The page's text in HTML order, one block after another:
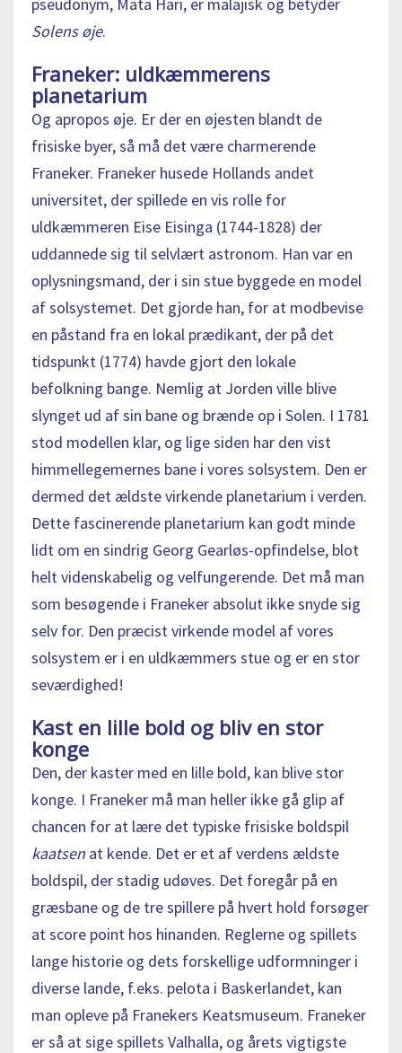
Solens øje.
Franeker: uldkæmmerens
planetarium
Og apropos øje. Er der en øjesten blandt de
frisiske byer, så må det være charmerende
Franeker. Franeker husede Hollands andet
universitet, der spillede en vis rolle for
uldkæmmeren Eise Eisinga (1744-1828) der
uddannede sig til selvlært astronom. Han var en
oplysningsmand, der i sin stue byggede en model
af solsystemet. Det gjorde han, for at modbevise
en påstand fra en lokal prædikant, der på det
tidspunkt (1774) havde gjort den lokale
befolkning bange. Nemlig at Jorden ville blive
slynget ud af sin bane og brænde op i Solen. I 1781
stod modellen klar, og lige siden har den vist
himmellegemernes bane i vores solsystem. Den er
dermed det ældste virkende planetarium i verden.
Dette fascinerende planetarium kan godt minde
lidt om en sindrig Georg Gearløs-opfindelse, blot
helt videnskabelig og velfungerende. Det må man
som besøgende i Franeker absolut ikke snyde sig
selv for. Den præcist virkende model af vores
solsystem er i en uldkæmmers stue og er en stor
seværdighed!
Kast en lille bold og bliv en stor
konge
Den, der kaster med en lille bold, kan blive stor
konge. I Franeker må man heller ikke gå glip af
chancen for at lære det typiske frisiske boldspil
kaatsen at kende. Det er et af verdens ældste
boldspil, der stadig udøves. Det foregår på en
græsbane og de tre spillere på hvert hold forsøger
at score point hos hinanden. Reglerne og spillets
lange historie og dets forskellige udformninger i
diverse lande, f.eks. pelota i Baskerlandet, kan
man opleve på Franekers Keatsmuseum. Franeker
er så at sige spillets Valhalla, og årets vigtigste